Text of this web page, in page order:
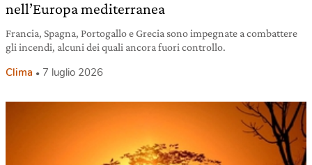
nell’Europa mediterranea
Francia, Spagna, Portogallo e Grecia sono impegnate a combattere
gli incendi, alcuni dei quali ancora fuori controllo.
Clima 7 luglio 2026